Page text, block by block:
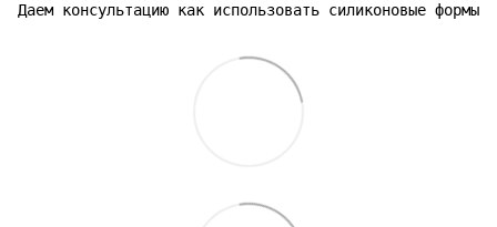
Даем консультацию как использовать силиконовые формы